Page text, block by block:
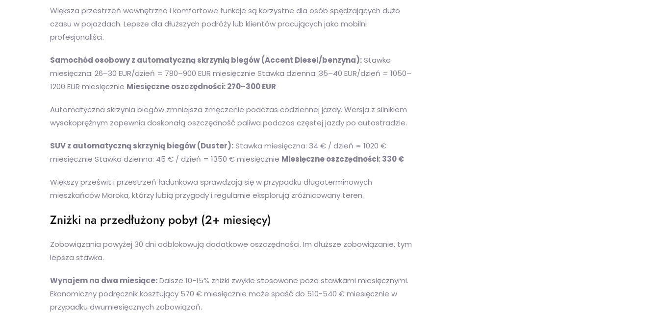
Większa przestrzeń wewnętrzna i komfortowe funkcje są korzystne dla osób spędzających dużo
czasu w pojazdach. Lepsze dla dłuższych podróży lub klientów pracujących jako mobilni
profesjonaliści.
Samochód osobowy z automatyczną skrzynią biegów (Accent Diesel/benzyna):Stawka
miesięczna: 26–30 EUR/dzień = 780–900 EUR miesięcznie Stawka dzienna: 35–40 EUR/dzień = 1050–
1200 EUR miesięcznie Miesięczne oszczędności: 270–300 EUR
Automatyczna skrzynia biegów zmniejsza zmęczenie podczas codziennej jazdy. Wersja z silnikiem
wysokoprężnym zapewnia doskonałą oszczędność paliwa podczas częstej jazdy po autostradzie.
SUV z automatyczną skrzynią biegów (Duster):Stawka miesięczna: 34 € / dzień = 1020 €
miesięcznie Stawka dzienna: 45 € / dzień = 1350 € miesięcznie Miesięczne oszczędności: 330 €
Większy prześwit i przestrzeń ładunkowa sprawdzają się w przypadku długoterminowych
mieszkańców Maroka, którzy lubią przygody i regularnie eksplorują zróżnicowany teren.
Zniżki na przedłużony pobyt (2+ miesięcy)
Zobowiązania powyżej 30 dni odblokowują dodatkowe oszczędności. Im dłuższe zobowiązanie, tym
lepsza stawka.
Wynajem na dwa miesiące:Dalsze 10-15% zniżki zwykle stosowane poza stawkami miesięcznymi.
Ekonomiczny podręcznik kosztujący 570 € miesięcznie może spaść do 510-540 € miesięcznie w
przypadku dwumiesięcznych zobowiązań.